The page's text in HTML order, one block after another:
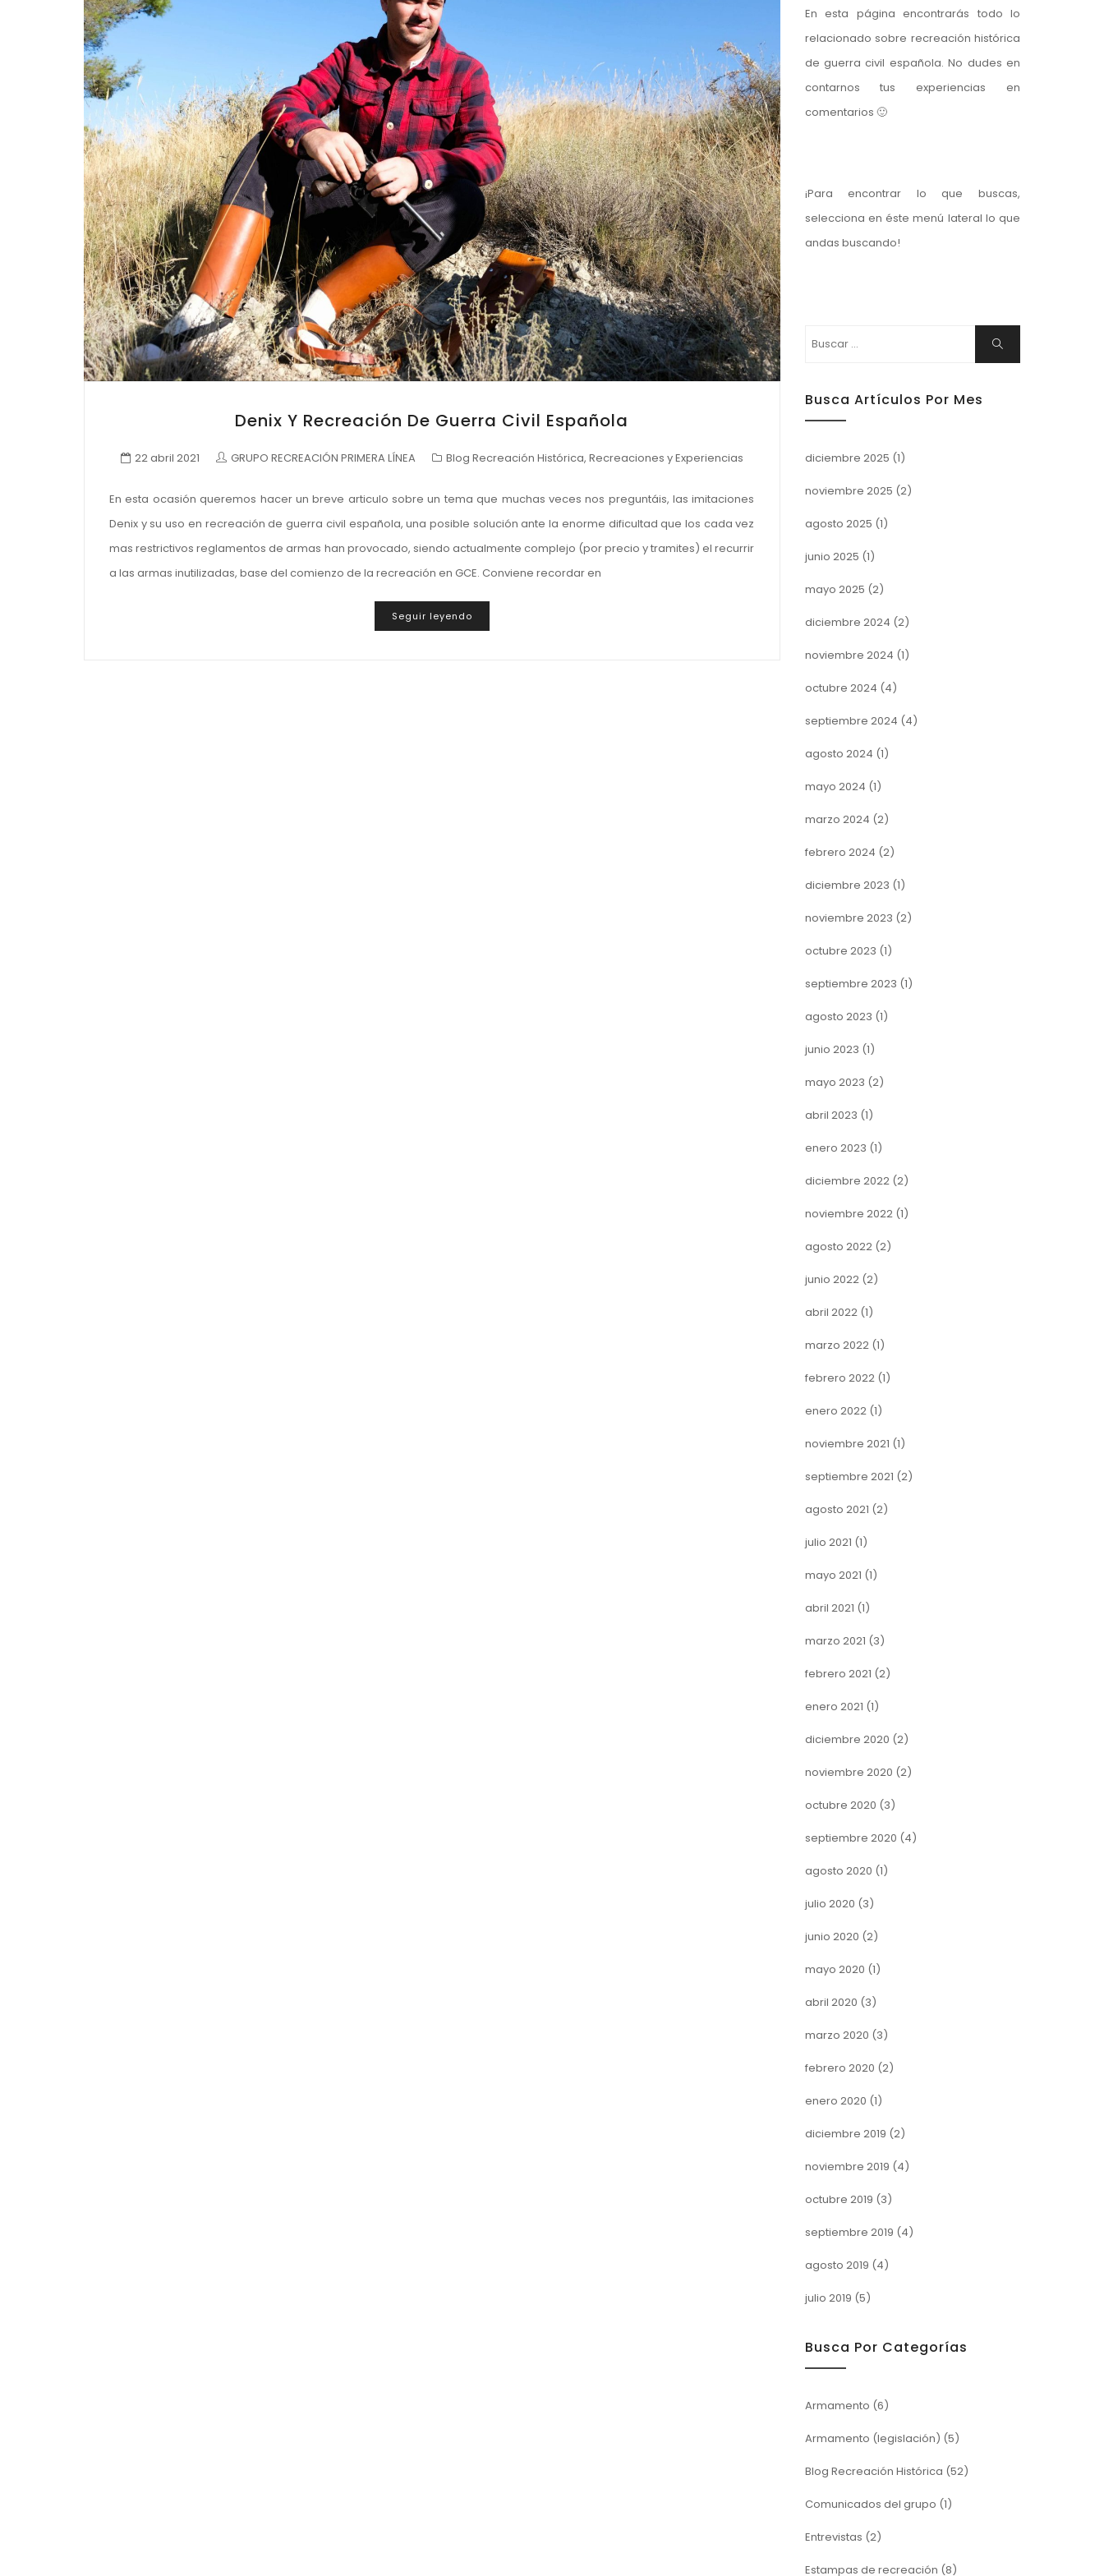
Denix Y Recreación De Guerra Civil Española
22 abril 2021 GRUPO RECREACIÓN PRIMERA LÍNEA Blog Recreación Histórica, Recreaciones y Experiencias
En esta ocasión queremos hacer un breve articulo sobre un tema que muchas veces nos preguntáis, las imitaciones
Denix y su uso en recreación de guerra civil española, una posible solución ante la enorme dificultad que los cada vez
mas restrictivos reglamentos de armas han provocado, siendo actualmente complejo (por precio y tramites) el recurrir
a las armas inutilizadas, base del comienzo de la recreación en GCE. Conviene recordar en
Seguir leyendo
En esta página encontrarás todo lo
relacionado sobre recreación histórica
de guerra civil española. No dudes en
contarnos tus experiencias en
comentarios 🙂
¡Para encontrar lo que buscas,
selecciona en éste menú lateral lo que
andas buscando!
Buscar
Busca Artículos Por Mes
diciembre 2025 (1)
noviembre 2025 (2)
agosto 2025 (1)
junio 2025 (1)
mayo 2025 (2)
diciembre 2024 (2)
noviembre 2024 (1)
octubre 2024 (4)
septiembre 2024 (4)
agosto 2024 (1)
mayo 2024 (1)
marzo 2024 (2)
febrero 2024 (2)
diciembre 2023 (1)
noviembre 2023 (2)
octubre 2023 (1)
septiembre 2023 (1)
agosto 2023 (1)
junio 2023 (1)
mayo 2023 (2)
abril 2023 (1)
enero 2023 (1)
diciembre 2022(2)
noviembre 2022(1)
agosto 2022(2)
junio 2022(2)
abril 2022(1)
marzo 2022(1)
febrero 2022(1)
enero 2022(1)
noviembre 2021 (1)
septiembre 2021 (2)
agosto 2021 (2)
julio 2021 (1)
mayo 2021 (1)
abril 2021 (1)
marzo 2021 (3)
febrero 2021 (2)
enero 2021 (1)
diciembre 2020 (2)
noviembre 2020 (2)
octubre 2020 (3)
septiembre 2020 (4)
agosto 2020 (1)
julio 2020 (3)
junio 2020 (2)
mayo 2020 (1)
abril 2020 (3)
marzo 2020 (3)
febrero 2020 (2)
enero 2020 (1)
diciembre 2019 (2)
noviembre 2019 (4)
octubre 2019 (3)
septiembre 2019 (4)
agosto 2019 (4)
julio 2019 (5)
Busca Por Categorías
Armamento (6)
Armamento (legislación) (5)
Blog Recreación Histórica (52)
Comunicados del grupo (1)
Entrevistas (2)
Estampas de recreación (8)